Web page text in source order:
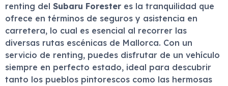
renting del Subaru Forester es la tranquilidad que
ofrece en términos de seguros y asistencia en
carretera, lo cual es esencial al recorrer las
diversas rutas escénicas de Mallorca. Con un
servicio de renting, puedes disfrutar de un vehículo
siempre en perfecto estado, ideal para descubrir
tanto los pueblos pintorescos como las hermosas